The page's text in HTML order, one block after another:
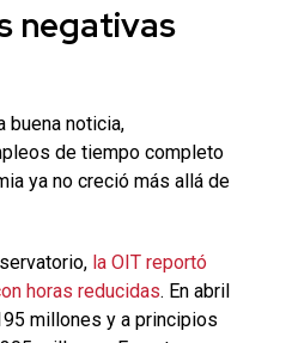
negativas
buena noticia,
de tiempo completo
ya no creció más allá de
la OIT reportó
horas reducidas. En abril
millones y a principios